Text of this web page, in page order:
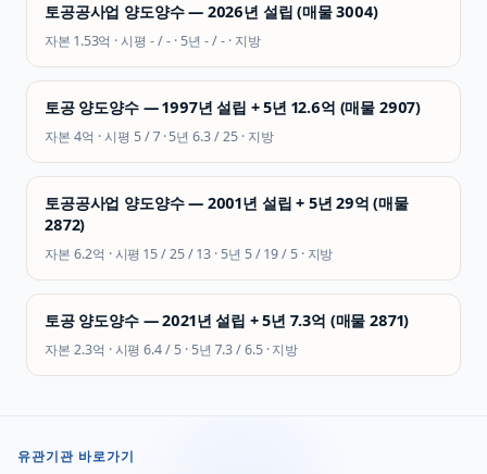
토공공사업 양도양수 — 2026년 설립 (매물 3004)
자본 1.53억 · 시평- / - · 5년- / -· 지방
토공 양도양수 — 1997년 설립 + 5년 12.6억 (매물 2907)
자본 4억 · 시평 5 / 7· 5년6.3 / 25· 지방
토공공사업 양도양수 — 2001년 설립 + 5년 29억 (매물
2872)
자본 6.2억 · 시평15 / 25 / 13· 5년 5 / 19 / 5· 지방
토공 양도양수 — 2021년 설립 + 5년 7.3억 (매물 2871)
자본 2.3억 · 시평6.4 / 5 · 5년 7.3 / 6.5·지방
유관기관 바로가기